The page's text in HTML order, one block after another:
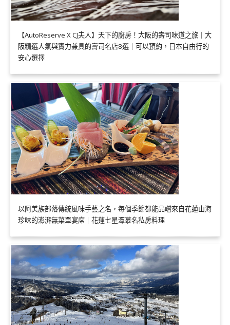
【AutoReserve X CJ夫人】天下的廚房！大阪的壽司味道之旅｜大
阪精選人氣與實力兼具的壽司名店8選｜可以預約，日本自由行的
安心選擇
以阿美族部落傳統風味手藝之名，每個季節都能品嚐來自花蓮山海
珍味的澎湃無菜單宴席｜花蓮七星潭慕名私房料理